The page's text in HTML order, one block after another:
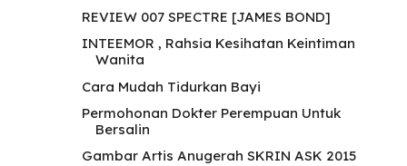
REVIEW 007 SPECTRE [JAMES BOND]
INTEEMOR , Rahsia Kesihatan Keintiman
Wanita
Cara Mudah Tidurkan Bayi
Permohonan Dokter Perempuan Untuk
Bersalin
Gambar Artis Anugerah SKRIN ASK 2015